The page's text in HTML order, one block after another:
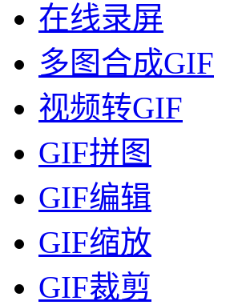
在线录屏
多图合成GIF
视频转GIF
GIF拼图
GIF编辑
GIF缩放
GIF裁剪